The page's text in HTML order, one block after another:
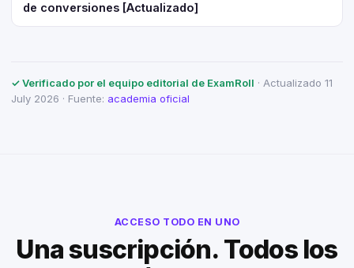
de conversiones [Actualizado]
✓ Verificado por el equipo editorial de ExamRoll · Actualizado 11
July 2026 · Fuente: academia oficial
ACCESO TODO EN UNO
Una suscripción. Todos los